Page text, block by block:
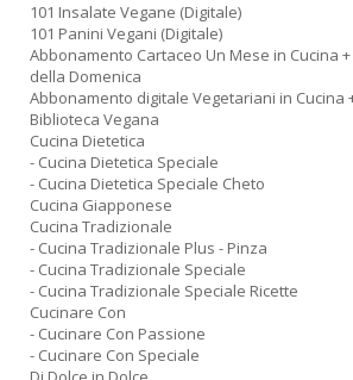
101 Insalate Vegane (Digitale)
101 Panini Vegani (Digitale)
Abbonamento Cartaceo Un Mese in Cucina
della Domenica
Abbonamento digitale Vegetariani in Cucina
Biblioteca Vegana
Cucina Dietetica
- Cucina Dietetica Speciale
- Cucina Dietetica Speciale Cheto
Cucina Giapponese
Cucina Tradizionale
- Cucina Tradizionale Plus - Pinza
- Cucina Tradizionale Speciale
- Cucina Tradizionale Speciale Ricette
Cucinare Con
- Cucinare Con Passione
- Cucinare Con Speciale